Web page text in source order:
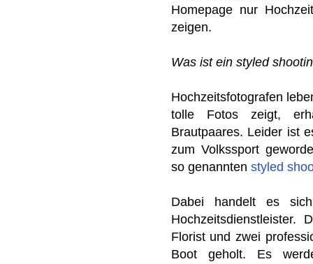
Homepage nur
zeigen.
Was ist ein styled
Hochzeitsfotografen
tolle Fotos zeigt,
Brautpaares. Leider ist
zum Volkssport
so genannten styled
Dabei handelt es
Hochzeitsdienstleister.
Florist und zwei
Boot geholt. Es